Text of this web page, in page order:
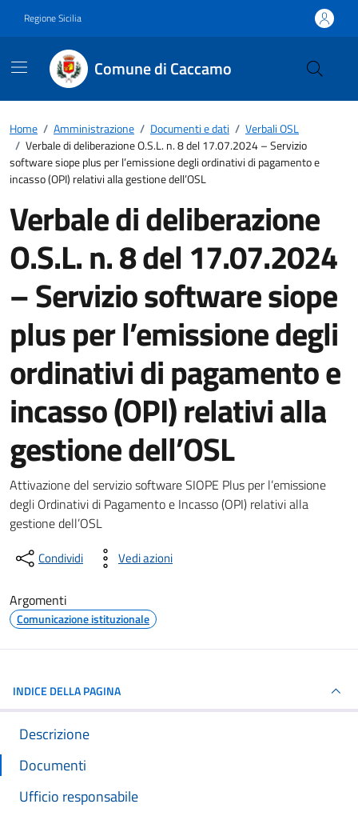
Regione Sicilia
Comune di Caccamo
Home / Amministrazione / Documenti e dati / Verbali OSL
/ Verbale di deliberazione O.S.L. n. 8 del 17.07.2024 – Servizio
software siope plus per l’emissione degli ordinativi di pagamento e
incasso (OPI) relativi alla gestione dell’OSL
Verbale di deliberazione
O.S.L. n. 8 del 17.07.2024
– Servizio software siope
plus per l’emissione degli
ordinativi di pagamento e
incasso (OPI) relativi alla
gestione dell’OSL
Dettagli del documento
Attivazione del servizio software SIOPE Plus per l’emissione
degli Ordinativi di Pagamento e Incasso (OPI) relativi alla
gestione dell’OSL
Condividi Vedi azioni
Argomenti
Comunicazione istituzionale
INDICE DELLA PAGINA
Descrizione
Documenti
Ufficio responsabile